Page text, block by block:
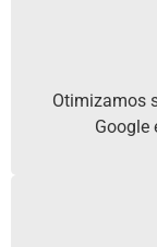
Otimizamos
Google